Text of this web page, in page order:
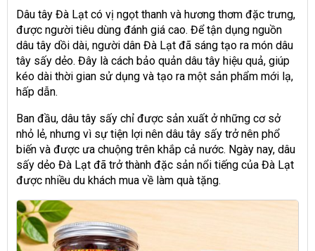
Dâu tây Đà Lạt có vị ngọt thanh và hương thơm đặc trưng,
được người tiêu dùng đánh giá cao. Để tận dụng nguồn
dâu tây dồi dài, người dân Đà Lạt đã sáng tạo ra món dâu
tây sấy dẻo. Đây là cách bảo quản dâu tây hiệu quả, giúp
kéo dài thời gian sử dụng và tạo ra một sản phẩm mới lạ,
hấp dẫn.
Ban đầu, dâu tây sấy chỉ được sản xuất ở những cơ sở
nhỏ lẻ, nhưng vì sự tiện lợi nên dâu tây sấy trở nên phổ
biến và được ưa chuộng trên khắp cả nước. Ngày nay, dâu
sấy dẻo Đà Lạt đã trở thành đặc sản nổi tiếng của Đà Lạt
được nhiều du khách mua về làm quà tặng.